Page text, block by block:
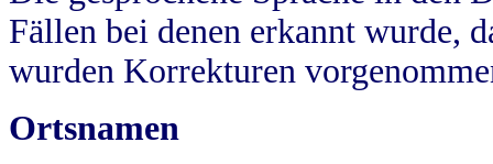
Fällen bei denen erkannt wurde,
wurden Korrekturen
Ortsnamen